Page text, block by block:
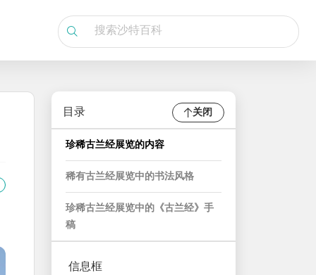
目录 关闭
珍稀古兰经展览的内容
稀有古兰经展览中的书法风格
珍稀古兰经展览中的《古兰经》手
稿
信息框